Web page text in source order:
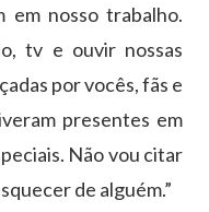
em nosso trabalho.
tv e ouvir nossas
por vocês, fãs e
presentes em
Não vou citar
de alguém.”